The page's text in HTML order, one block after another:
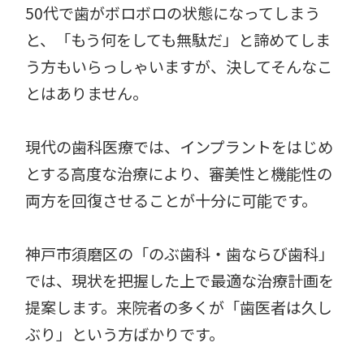
50代で歯がボロボロの状態になってしまう
と、「もう何をしても無駄だ」と諦めてしま
う方もいらっしゃいますが、決してそんなこ
とはありません。
現代の歯科医療では、インプラントをはじめ
とする高度な治療により、審美性と機能性の
両方を回復させることが十分に可能です。
神戸市須磨区の「のぶ歯科・歯ならび歯科」
では、現状を把握した上で最適な治療計画を
提案します。来院者の多くが「歯医者は久し
ぶり」という方ばかりです。